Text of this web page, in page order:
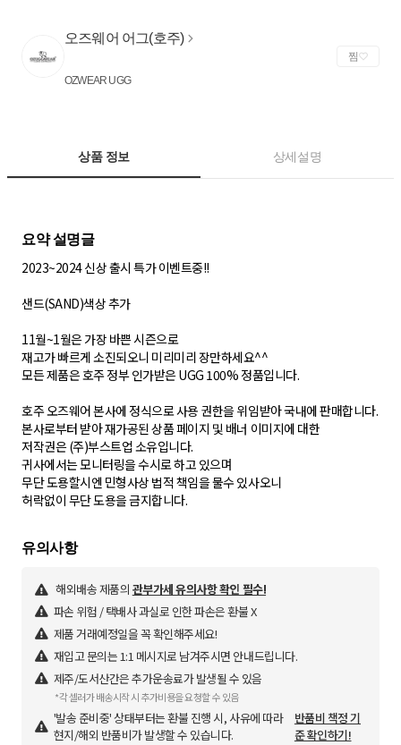
오즈웨어 어그(호주)
OZWEAR UGG
찜
상품 정보 상세설명
요약 설명글
2023~2024 신상 출시 특가 이벤트중!!
샌드(SAND)색상 추가
11월~1월은 가장 바쁜 시즌으로
재고가 빠르게 소진되오니 미리미리 장만하세요^^
모든 제품은 호주 정부 인가받은 UGG 100% 정품입니다.
호주 오즈웨어 본사에 정식으로 사용 권한을 위임받아 국내에 판매합니다.
본사로부터 받아 재가공된 상품 페이지 및 배너 이미지에 대한
저작권은 (주)부스트업 소유입니다.
귀사에서는 모니터링을 수시로 하고 있으며
무단 도용할시엔 민형사상 법적 책임을 물수 있사오니
허락없이 무단 도용을 금지합니다.
유의사항
해외배송 제품의 관부가세 유의사항 확인 필수!
파손 위험 / 택배사 과실로 인한 파손은 환불 X
제품 거래예정일을 꼭 확인해주세요!
재입고 문의는 1:1 메시지로 남겨주시면 안내드립니다.
제주/도서산간은 추가운송료가 발생될 수 있음
*각 셀러가 배송시작 시 추가비용을 요청할 수 있음
'발송 준비중' 상태부터는 환불 진행 시, 사유에 따라
현지/해외 반품비가 발생할 수 있습니다.
반품비 책정 기
준 확인하기!